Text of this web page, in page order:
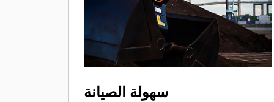
Bluetooth في الماكينة أو تطبيق Cat على
هاتفك بتحديد موضع الجهاز أوتوماتيكيًا.
ومن خلال الاستفادة من نظام Cat Payload
للحفارات، يمكن تحقيق الأحمال المستهدفة
بدقة وزيادة كفاءة التحميل بفضل إمكانية
الوزن أثناء الحركة والتقدير الآني للحمولة
سهولة الصيانة